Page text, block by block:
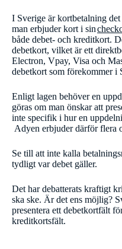
I Sverige är kortbetalning
man erbjuder kort i sin
både debet- och kreditkort.
debetkort, vilket är ett
Electron, Vpay, Visa och
debetkort som förekommer i
Enligt lagen behöver en
göras om man önskar att
inte specifik i hur en
Adyen erbjuder därför flera
Se till att inte kalla
tydligt var debet gäller.
Det har debatterats kraftigt
ska ske. Är det ens möjlig?
presentera ett debetkortfält
kreditkortsfält.